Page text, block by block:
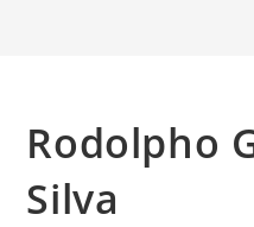
Rodolpho
Silva